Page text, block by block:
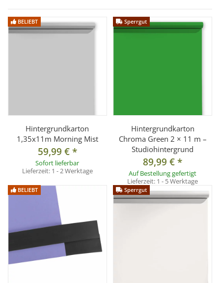
Länge:11 m
Gewicht:ca. 4,5 kg
Pappkern-Innendurchmesser:ca. 54 mm
BELIEBT
Hintergrundkarton
1,35x11m Morning Mist
59,99 €*
Sofort lieferbar
Lieferzeit: 1 - 2 Werktage
Sperrgut
Hintergrundkarton
Chroma Green 2 × 11 m –
Studiohintergrund
89,99 €*
Auf Bestellung gefertigt
Lieferzeit: 1 - 5 Werktage
BELIEBT Sperrgut